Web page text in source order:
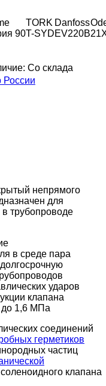
TORK Danfoss
90T-SYDEV220B
Со склада
России
непрямого
для
трубопроводе
в среде пара
ударов
клапана
до 1,6 МПа
соединений
герметиков
частиц
клапана